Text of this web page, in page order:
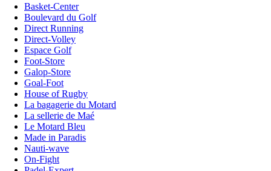
Basket-Center
Boulevard du Golf
Direct Running
Direct-Volley
Espace Golf
Foot-Store
Galop-Store
Goal-Foot
House of Rugby
La bagagerie du Motard
La sellerie de Maé
Le Motard Bleu
Made in Paradis
Nauti-wave
On-Fight